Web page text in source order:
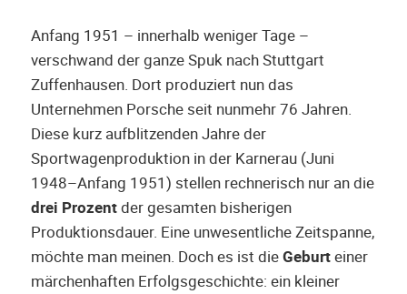
Anfang 1951 – innerhalb weniger Tage –
verschwand der ganze Spuk nach Stuttgart
Zuffenhausen. Dort produziert nun das
Unternehmen Porsche seit nunmehr 76 Jahren.
Diese kurz aufblitzenden Jahre der
Sportwagenproduktion in der Karnerau (Juni
1948–Anfang 1951) stellen rechnerisch nur an die
drei Prozentder gesamten bisherigen
Produktionsdauer. Eine unwesentliche Zeitspanne,
möchte man meinen. Doch es ist dieGeburteiner
märchenhaften Erfolgsgeschichte: ein kleiner